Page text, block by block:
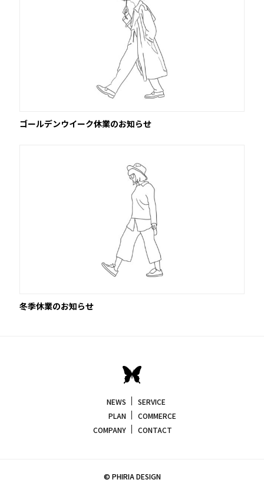
ゴールデンウイーク休業のお知らせ
冬季休業のお知らせ
NEWS
SERVICE
PLAN
COMMERCE
COMPANY
CONTACT
© PHIRIA DESIGN